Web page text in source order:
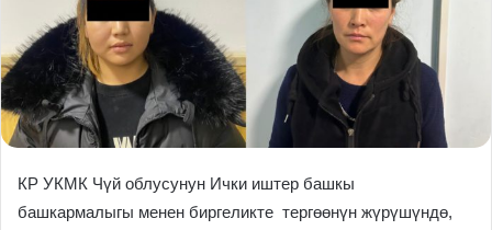
КР УКМК Чүй облусунун Ички иштер башкы
башкармалыгы менен биргеликте тергөөнүн жүрүшүндө,